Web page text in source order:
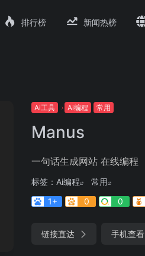
排行榜 新闻热榜
Ai工具 Ai编程 常用
Manus
一句话生成网站 在线编程
标签： Ai编程
常用
1+
0 0
链接直达 手机查看